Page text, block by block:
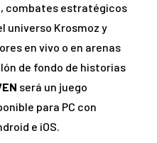
combates estratégicos
universo Krosmoz y
en vivo o en arenas
de fondo de historias
será un juego
para PC con
e iOS.